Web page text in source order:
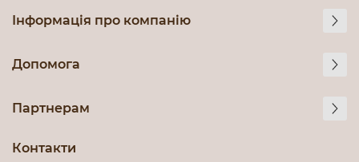
Інформація про компанію
Допомога
Партнерам
Контакти